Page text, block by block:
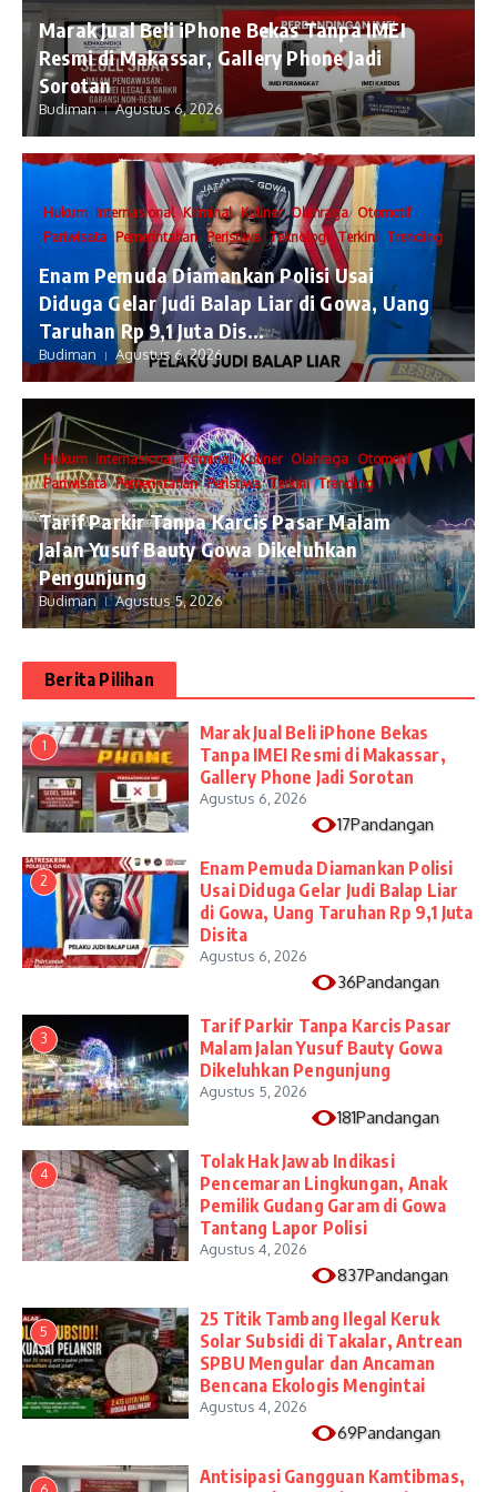
​Marak Jual Beli iPhone Bekas Tanpa IMEI
Resmi di Makassar, Gallery Phone Jadi
Sorotan
Budiman Agustus 6, 2026
Hukum Internasional Kriminal Kuliner Olahraga Otomotif
Pariwisata Pemerintahan Peristiwa Teknologi Terkini Trending
Enam Pemuda Diamankan Polisi Usai
Diduga Gelar Judi Balap Liar di Gowa, Uang
Taruhan Rp 9,1 Juta Dis...
Budiman Agustus 6, 2026
Hukum Internasional Kriminal Kuliner Olahraga Otomotif
Pariwisata Pemerintahan Peristiwa Terkini Trending
Tarif Parkir Tanpa Karcis Pasar Malam
Jalan Yusuf Bauty Gowa Dikeluhkan
Pengunjung
Budiman Agustus 5, 2026
Berita Pilihan
1
​Marak Jual Beli iPhone Bekas
Tanpa IMEI Resmi di Makassar,
Gallery Phone Jadi Sorotan
Agustus 6, 2026
17Pandangan
2
Enam Pemuda Diamankan Polisi
Usai Diduga Gelar Judi Balap Liar
di Gowa, Uang Taruhan Rp 9,1 Juta
Disita
Agustus 6, 2026
36Pandangan
3
Tarif Parkir Tanpa Karcis Pasar
Malam Jalan Yusuf Bauty Gowa
Dikeluhkan Pengunjung
Agustus 5, 2026
181Pandangan
4
Tolak Hak Jawab Indikasi
Pencemaran Lingkungan, Anak
Pemilik Gudang Garam di Gowa
Tantang Lapor Polisi
Agustus 4, 2026
837Pandangan
5
25 Titik Tambang Ilegal Keruk
Solar Subsidi di Takalar, Antrean
SPBU Mengular dan Ancaman
Bencana Ekologis Mengintai
Agustus 4, 2026
69Pandangan
Antisipasi Gangguan Kamtibmas,